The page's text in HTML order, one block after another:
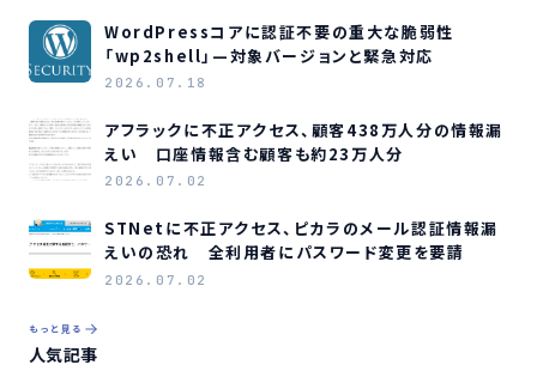
WordPressコアに認証不要の重大な脆弱性
「wp2shell」—対象バージョンと緊急対応
2026.07.18
アフラックに不正アクセス、顧客438万人分の情報漏
えい 口座情報含む顧客も約23万人分
2026.07.02
STNetに不正アクセス、ピカラのメール認証情報漏
えいの恐れ 全利用者にパスワード変更を要請
2026.07.02
もっと見る
人気記事